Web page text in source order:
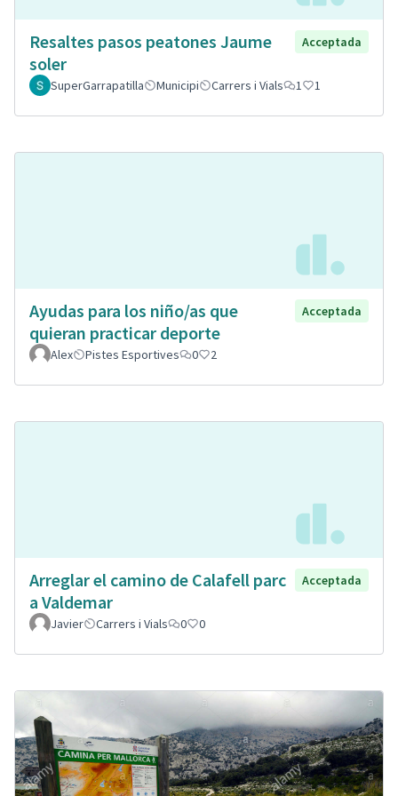
Resaltes pasos peatones Jaume
soler
Acceptada
SuperGarrapatilla Municipi Carrers i Vials 1 1
Ayudas para los niño/as que
quieran practicar deporte
Acceptada
Alex Pistes Esportives 0 2
Arreglar el camino de Calafell parc
a Valdemar
Acceptada
Javier Carrers i Vials 0 0